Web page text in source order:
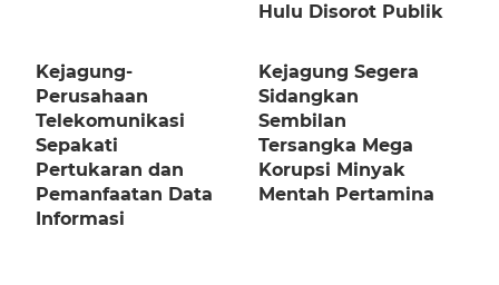
Hulu Disorot Publik
Kejagung-
Perusahaan
Telekomunikasi
Sepakati
Pertukaran dan
Pemanfaatan Data
Informasi
Kejagung Segera
Sidangkan
Sembilan
Tersangka Mega
Korupsi Minyak
Mentah Pertamina